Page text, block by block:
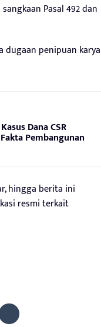
Pasal 492 dan
dugaan penipuan karya
Dana CSR
Pembangunan
hingga berita ini
resmi terkait